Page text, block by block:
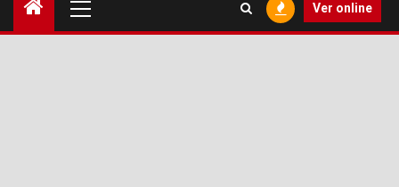
principal
Ver online